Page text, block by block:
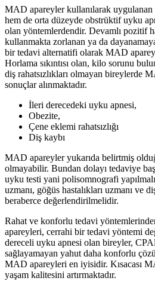
MAD apareyler kullanılarak
hem de orta düzeyde obstrüktif uyku
olan yöntemlerdendir. Devamlı pozitif
kullanmakta zorlanan ya da
bir tedavi alternatifi olarak MAD
Horlama sıkıntısı olan, kilo sorunu
diş rahatsızlıkları olmayan bireylerde
sonuçlar alınmaktadır.
İleri derecedeki uyku apnesi,
Obezite,
Çene eklemi rahatsızlığı
Diş kaybı
MAD apareyler yukarıda belirtmiş
olmayabilir. Bundan dolayı tedaviye
uyku testi yani polisomnografi
uzmanı, göğüs hastalıkları uzmanı ve
beraberce değerlendirilmelidir.
Rahat ve konforlu tedavi
apareyleri, cerrahi bir tedavi yöntemi
dereceli uyku apnesi olan bireyler,
sağlayamayan yahut daha konforlu
MAD apareyleri en iyisidir. Kısacası
yaşam kalitesini artırmaktadır.